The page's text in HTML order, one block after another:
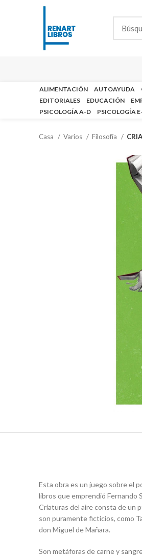
ALIMENTACIÓN AUTOAYUDA
EDITORIALES
EDUCACIÓN
PSICOLOGÍA A-D
PSICOLOGÍA
Casa Varios Filosofía
Esta obra es un juego sobre el
libros que emprendió Fernando
Criaturas del aire consta de un
son puramente ficticios, como
don Miguel de Mañara.
Son metáforas de carne y